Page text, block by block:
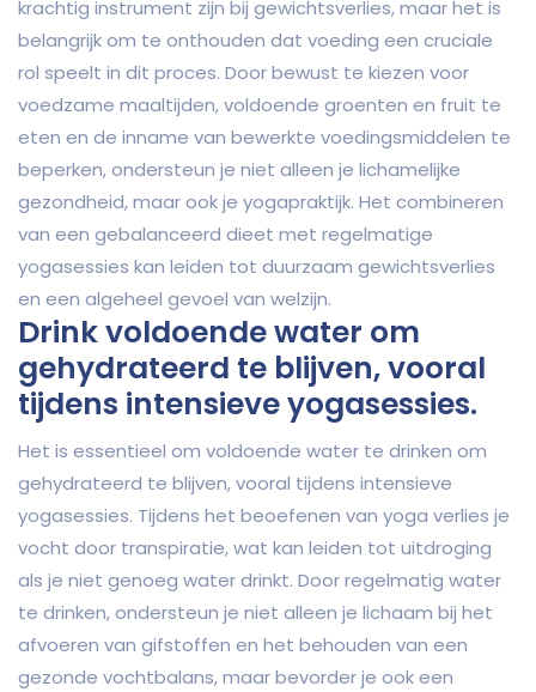
krachtig instrument zijn bij gewichtsverlies, maar het is
belangrijk om te onthouden dat voeding een cruciale
rol speelt in dit proces. Door bewust te kiezen voor
voedzame maaltijden, voldoende groenten en fruit te
eten en de inname van bewerkte voedingsmiddelen te
beperken, ondersteun je niet alleen je lichamelijke
gezondheid, maar ook je yogapraktijk. Het combineren
van een gebalanceerd dieet met regelmatige
yogasessies kan leiden tot duurzaam gewichtsverlies
en een algeheel gevoel van welzijn.
Drink voldoende water om
gehydrateerd te blijven, vooral
tijdens intensieve yogasessies.
Het is essentieel om voldoende water te drinken om
gehydrateerd te blijven, vooral tijdens intensieve
yogasessies. Tijdens het beoefenen van yoga verlies je
vocht door transpiratie, wat kan leiden tot uitdroging
als je niet genoeg water drinkt. Door regelmatig water
te drinken, ondersteun je niet alleen je lichaam bij het
afvoeren van gifstoffen en het behouden van een
gezonde vochtbalans, maar bevorder je ook een